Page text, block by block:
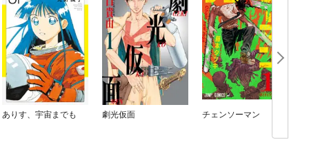
ありす、宇宙までも 劇光仮面 チェンソーマン